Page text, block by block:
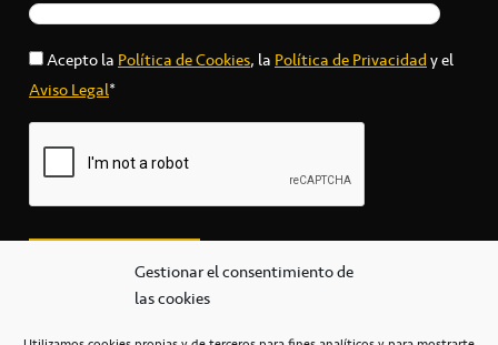
Gestionar el consentimiento de
las cookies
Acepto laPolítica de Cookies, laPolítica de Privacidady el
Aviso Legal*